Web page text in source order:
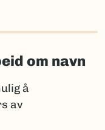
om navn
å
av